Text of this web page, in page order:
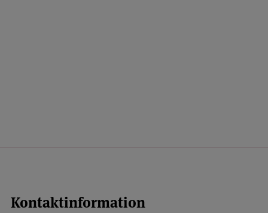
Kontaktinformation